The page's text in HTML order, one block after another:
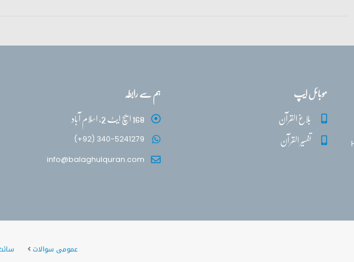
موبائل ایپ
بلاغ القرآن
تفسیر القرآن
ہم سے رابطہ
168 ایچ ایٹ 2، اسلام آباد
(+92) 340-5241279
info@balaghulquran.com
عمومی سوالات